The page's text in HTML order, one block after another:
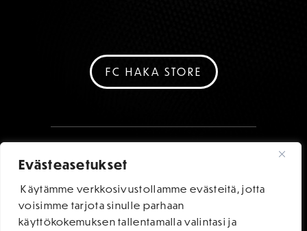
Evästeasetukset
Käytämme verkkosivustollamme evästeitä, jotta
voisimme tarjota sinulle parhaan
käyttökokemuksen tallentamalla valintasi ja
FC HAKA STORE